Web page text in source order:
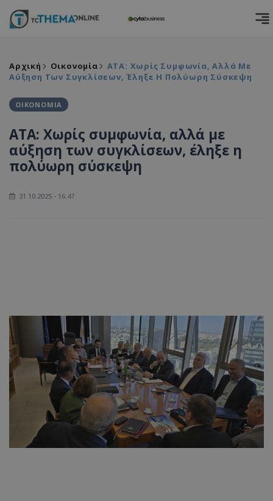
Αρχική Οικονομία
ΑΤΑ: Χωρίς Συμφωνία, Αλλά Με
Αύξηση Των Συγκλίσεων, Έληξε Η Πολύωρη Σύσκεψη
ΟΙΚΟΝΟΜΙΑ
ΑΤΑ: Χωρίς συμφωνία, αλλά με
αύξηση των συγκλίσεων, έληξε η
πολύωρη σύσκεψη
31.10.2025 - 16:47